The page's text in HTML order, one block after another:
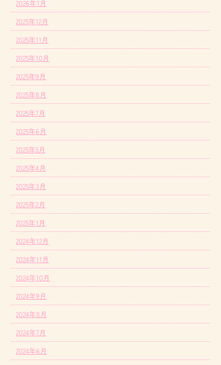
2026年1月
2025年12月
2025年11月
2025年10月
2025年9月
2025年8月
2025年7月
2025年6月
2025年5月
2025年4月
2025年3月
2025年2月
2025年1月
2024年12月
2024年11月
2024年10月
2024年9月
2024年8月
2024年7月
2024年6月